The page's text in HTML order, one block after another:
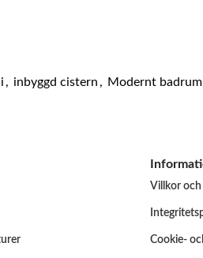
, inbyggd cistern , Modernt badrum
Villkor
Cookie-